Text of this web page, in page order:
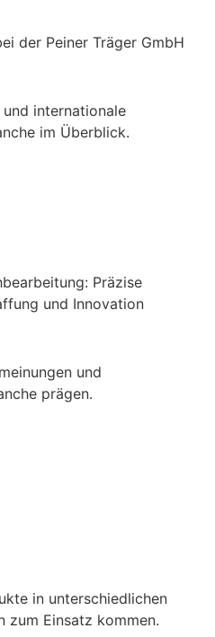
internationale
im Überblick.
und
prägen.
in unterschiedlichen
zum Einsatz kommen.